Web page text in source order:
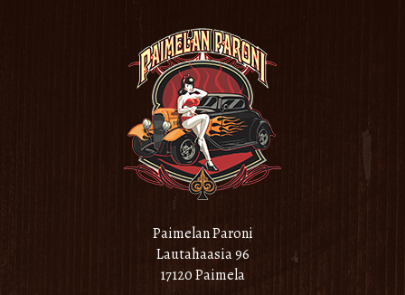
Paimelan Paroni
Lautahaasia 96
17120 Paimela